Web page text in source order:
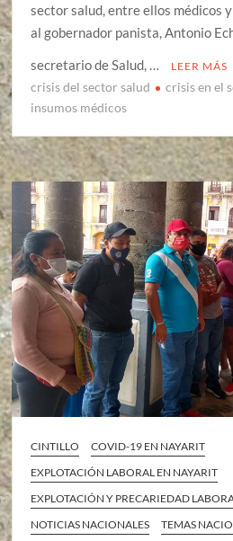
sector salud, entre ellos médicos
al gobernador panista, Antonio
secretario de Salud, …
LEER MÁS
crisis del sector salud crisis en el
insumos médicos
CINTILLO
COVID-19 EN NAYARIT
EXPLOTACIÓN LABORAL EN NAYARIT
EXPLOTACIÓN Y PRECARIEDAD
NOTICIAS NACIONALES
TEMAS